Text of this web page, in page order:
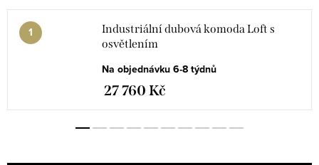
Industriální dubová komoda Loft s
osvětlením
Na objednávku 6-8 týdnů
27 760 Kč